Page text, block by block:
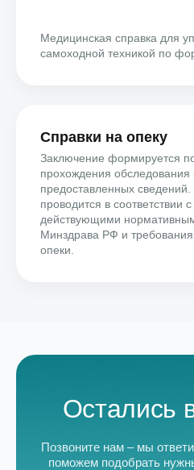
Медицинская справка для
самоходной техникой по
Справки на опеку
Заключение формируется
прохождения обследования
предоставленных
проводится в соответствии с
действующими
Минздрава РФ и
опеки.
Остались
Позвоните нам – мы
поможем подобрать